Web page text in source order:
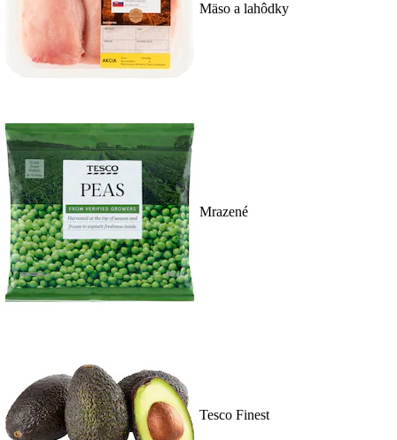
Mäso a lahôdky
Mrazené
Tesco Finest